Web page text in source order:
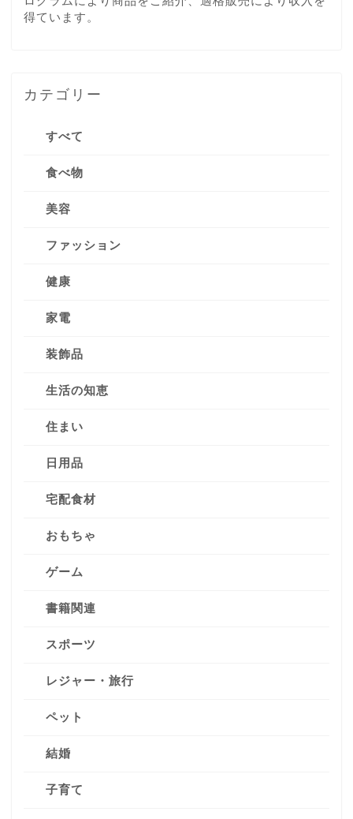
得ています。
カテゴリー
すべて
食べ物
美容
ファッション
健康
家電
装飾品
生活の知恵
住まい
日用品
宅配食材
おもちゃ
ゲーム
書籍関連
スポーツ
レジャー・旅行
ペット
結婚
子育て